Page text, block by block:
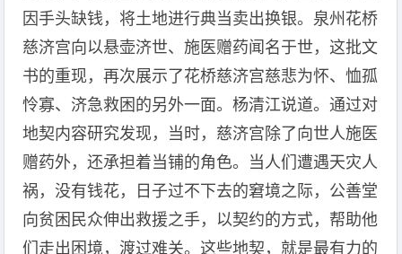
因手头缺钱，将土地进行典当卖出换银。泉州花桥
慈济宫向以悬壶济世、施医赠药闻名于世，这批文
书的重现，再次展示了花桥慈济宫慈悲为怀、恤孤
怜寡、济急救困的另外一面。杨清江说道。通过对
地契内容研究发现，当时，慈济宫除了向世人施医
赠药外，还承担着当铺的角色。当人们遭遇天灾人
祸，没有钱花，日子过不下去的窘境之际，公善堂
向贫困民众伸出救援之手，以契约的方式，帮助他
们走出困境，渡过难关。这些地契，就是最有力的